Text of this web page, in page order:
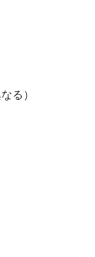
る）